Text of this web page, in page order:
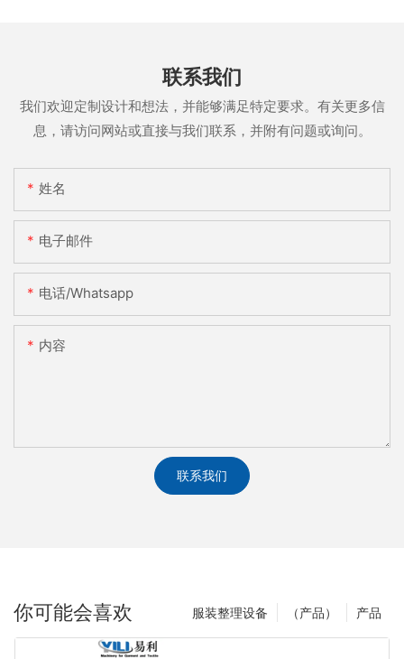
联系我们
我们欢迎定制设计和想法，并能够满足特定要求。有关更多信
息，请访问网站或直接与我们联系，并附有问题或询问。
姓名
电子邮件
电话/whatsapp
内容
联系我们
你可能会喜欢 产品
（产品）
服装整理设备